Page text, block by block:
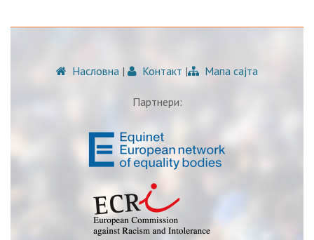
Насловна | Контакт | Мапа сајта
Партнери: